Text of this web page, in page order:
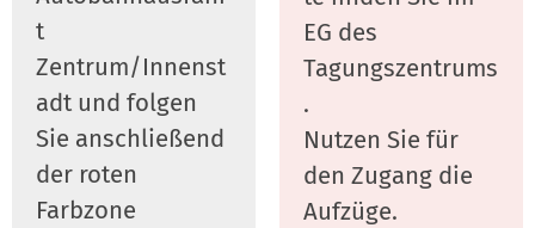
t
Zentrum/Innenst
adt und folgen
Sie anschließend
der roten
Farbzone
EG des
Tagungszentrums
.
Nutzen Sie für
den Zugang die
Aufzüge.